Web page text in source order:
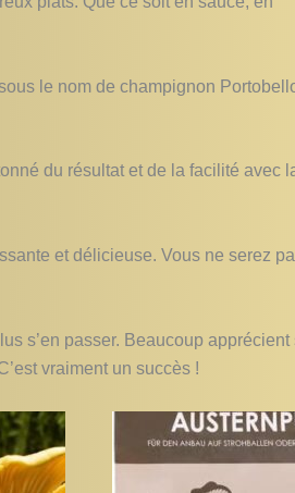
le nom de champignon
du résultat et de la facilité avec
et délicieuse. Vous ne serez
s’en passer. Beaucoup
vraiment un succès !